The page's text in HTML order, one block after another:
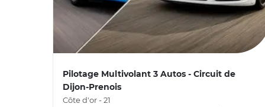
Pilotage Multivolant 3 Autos - Circuit de
Dijon-Prenois
Côte d'or - 21